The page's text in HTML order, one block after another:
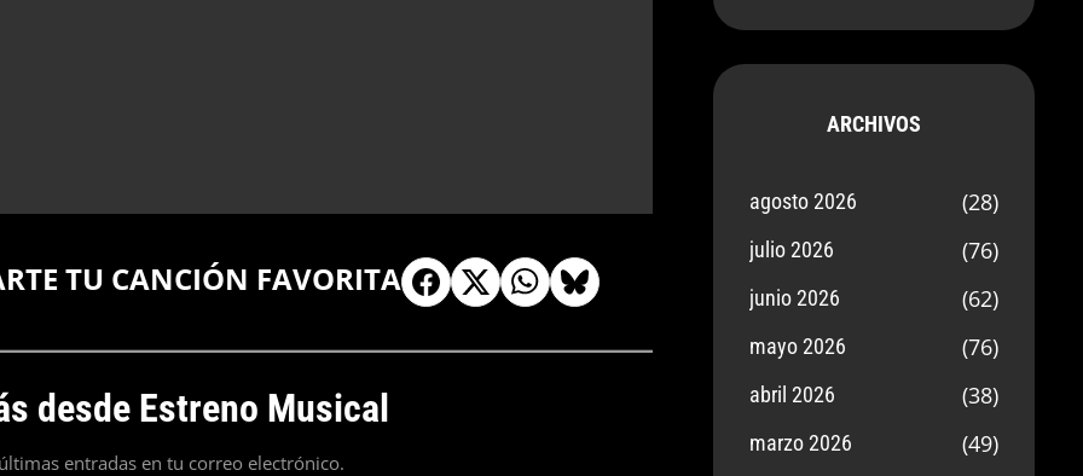
TU CANCIÓN FAVORITA
desde Estreno Musical
entradas en tu correo electrónico.
ARCHIVOS
agosto 2026 (28)
julio 2026 (76)
junio 2026 (62)
mayo 2026 (76)
abril 2026 (38)
marzo 2026 (49)